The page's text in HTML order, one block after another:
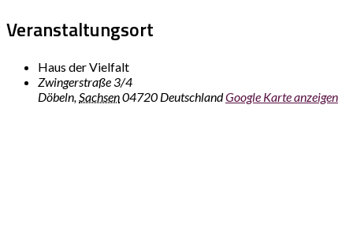
Veranstaltungsort
Haus der Vielfalt
Zwingerstraße 3/4
Döbeln Sachsen04720 DeutschlandGoogle Karte anzeigen